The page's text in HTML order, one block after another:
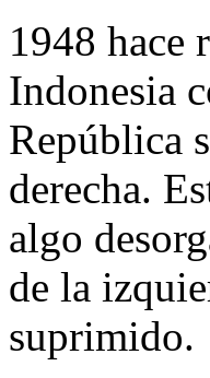
1948 hace
Indonesia
República
derecha.
algo
de la
suprimido.